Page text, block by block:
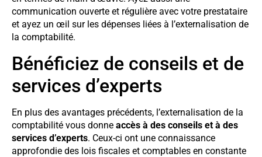
communication ouverte et régulière avec votre prestataire
et ayez un œil sur les dépenses liées à l’externalisation de
la comptabilité.
Bénéficiez de conseils et de
services d’experts
En plus des avantages précédents, l’externalisation de la
comptabilité vous donne accès à des conseils et à des
services d’experts. Ceux-ci ont une connaissance
approfondie des lois fiscales et comptables en constante